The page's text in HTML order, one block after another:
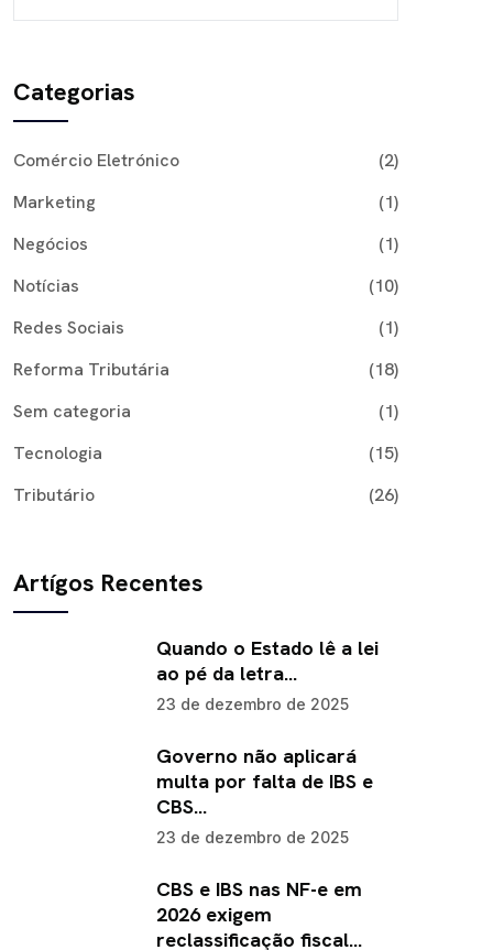
Categorias
Comércio Eletrónico
(2)
Marketing
(1)
Negócios
(1)
Notícias
(10)
Redes Sociais
(1)
Reforma Tributária
(18)
Sem categoria
(1)
Tecnologia
(15)
Tributário
(26)
Artígos Recentes
Quando o Estado lê a lei
ao pé da letra…
23 de dezembro de 2025
Governo não aplicará
multa por falta de IBS e
CBS…
23 de dezembro de 2025
CBS e IBS nas NF-e em
2026 exigem
reclassificação fiscal…